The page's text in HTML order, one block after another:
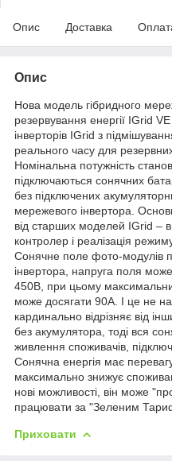
Опис Доставка
Опис
Нова модель гібридного
резервування енергії IGrid
інверторів IGrid з
реального часу для
Номінальна потужність
підключаються сонячних
без підключених
мережевого інвертора.
від старших моделей IGrid –
контролер і реалізація
Сонячне поле фото-модулів
інвертора, напруга поля
450В, при цьому
може досягати 90А. І це не
кардинально відрізняє від
без акумулятора, тоді вся
живлення споживачів,
Сонячна енергія має
максимально знижує
нові можливості, він може
працювати за "Зеленим
Приховати